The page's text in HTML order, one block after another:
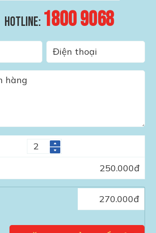
HOTLINE: 1800 9068
250.000đ
270.000đ